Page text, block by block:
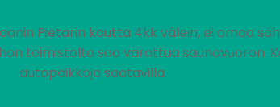
Pietarin kautta 4kk välein, ei omaa
toimistolta saa varattua saunavuoron.
autopaikkoja saatavilla.